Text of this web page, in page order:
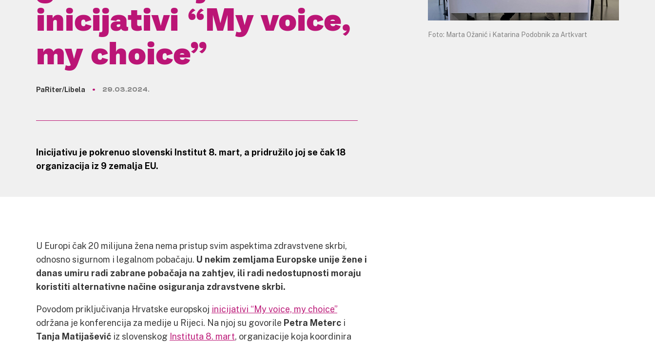
inicijativi “My voice,
my choice”
PaRiter/Libela 29.03.2024.
Inicijativu je pokrenuo slovenski Institut 8. mart, a pridružilo joj se čak 18
organizacija iz 9 zemalja EU.
Foto: Marta Ožanić i Katarina Podobnik za Artkvart
U Europi čak 20 milijuna žena nema pristup svim aspektima zdravstvene skrbi,
odnosno sigurnom i legalnom pobačaju. U nekim zemljama Europske unije žene i
danas umiru radi zabrane pobačaja na zahtjev, ili radi nedostupnosti moraju
koristiti alternativne načine osiguranja zdravstvene skrbi.
Povodom priključivanja Hrvatske europskoj inicijativi “My voice, my choice”
održana je konferencija za medije u Rijeci. Na njoj su govorile Petra Meterc i
Tanja Matijašević iz slovenskog Instituta 8. mart, organizacije koja koordinira